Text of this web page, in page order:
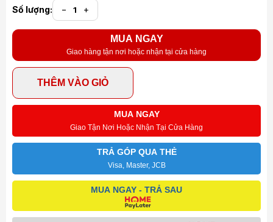
Số lượng: − +
MUA NGAY
Giao hàng tận nơi hoặc nhận tại cửa hàng
THÊM VÀO GIỎ
MUA NGAY
Giao Tận Nơi Hoặc Nhận Tại Cửa Hàng
TRẢ GÓP QUA THẺ
Visa, Master, JCB
MUA NGAY - TRẢ SAU